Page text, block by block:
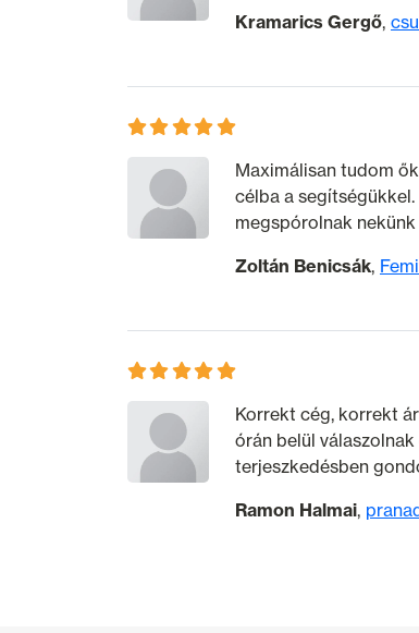
Kramarics Gergő
Maximálisan tudom
célba a
megspórolnak
Zoltán Benicsák
Korrekt cég, korrekt
órán belül
terjeszkedésben
Ramon Halmai